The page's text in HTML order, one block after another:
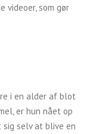
videoer, som gør
i en alder af blot
er hun nået op
selv at blive en